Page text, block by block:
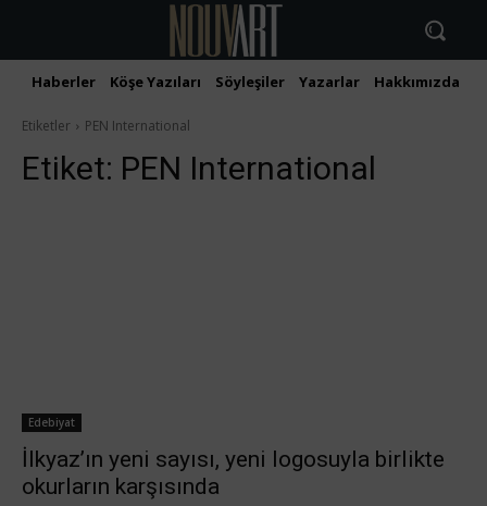
Haberler Köşe Yazıları Söyleşiler Yazarlar Hakkımızda
Etiketler PEN International
Etiket: PEN International
Edebiyat
İlkyaz’ın yeni sayısı, yeni logosuyla birlikte
okurların karşısında